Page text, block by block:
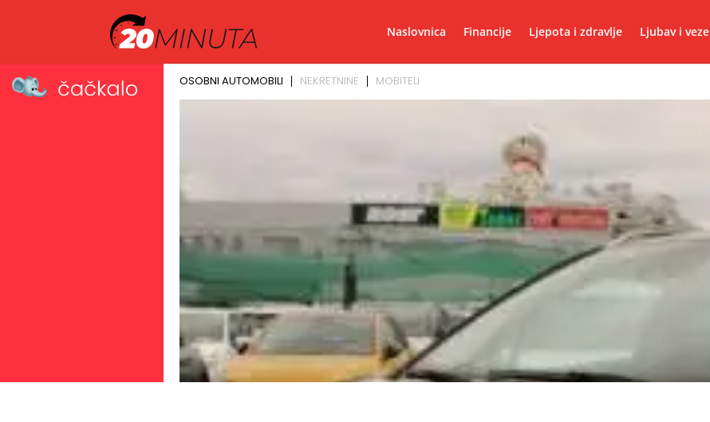
Naslovnica Financije Ljepota i zdravlje Ljubav i veze